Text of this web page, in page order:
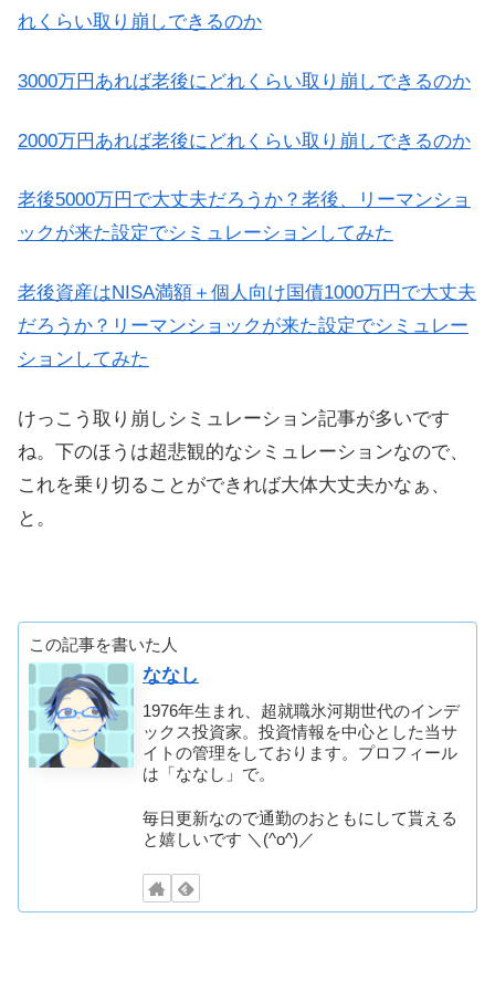
れくらい取り崩しできるのか
3000万円あれば老後にどれくらい取り崩しできるのか
2000万円あれば老後にどれくらい取り崩しできるのか
老後5000万円で大丈夫だろうか？老後、リーマンショ
ックが来た設定でシミュレーションしてみた
老後資産はNISA満額＋個人向け国債1000万円で大丈夫
だろうか？リーマンショックが来た設定でシミュレー
ションしてみた
けっこう取り崩しシミュレーション記事が多いです
ね。下のほうは超悲観的なシミュレーションなので、
これを乗り切ることができれば大体大丈夫かなぁ、
と。
この記事を書いた人
ななし
1976年生まれ、超就職氷河期世代のインデ
ックス投資家。投資情報を中心とした当サ
イトの管理をしております。プロフィール
は「ななし」で。
毎日更新なので通勤のおともにして貰える
と嬉しいです ＼(^o^)／